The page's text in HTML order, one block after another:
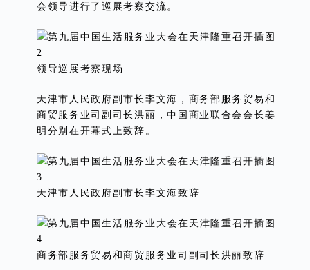
会领导进行了巡展考察交流。
领导巡展考察现场
天津市人民政府副市长李文海，商务部服务贸易和
商贸服务业司副司长洪丽，中国商业联合会会长姜
明分别在开幕式上致辞。
天津市人民政府副市长李文海致辞
商务部服务贸易和商贸服务业司副司长洪丽致辞